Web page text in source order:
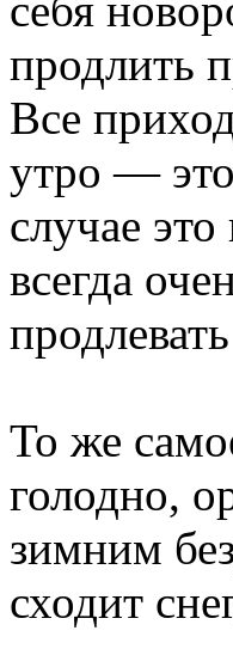
себя
продлить
Все
утро —
случае
всегда
То же
голодно,
зимним
сходит